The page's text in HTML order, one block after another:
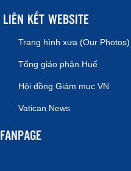
LIÊN KẾT WEBSITE
Trang hình xưa (Our Photos)
Tổng giáo phận Huế
Hội đồng Giám mục VN
Vatican News
FANPAGE